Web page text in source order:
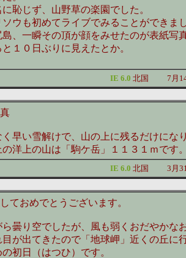
恥じず、山野草の楽園でした。
ソウも初めてライブでみることができま
、一瞬その頂が顔をみせたのが表紙写
１０日ぶりに見えたとか。
IE 6.0 北国 7月
早い雪解けで、山の上に残るだけにな
洋上の山は「駒ケ岳」１１３１ｍです
IE 6.0 北国 3月
おめでとうございます。
曇り空でしたが、風も弱くおだやかな
が出てきたので「地球岬」近くの丘に
初日（はつひ）です。